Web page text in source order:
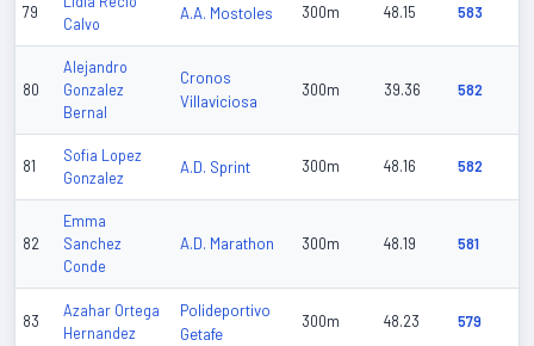
79
Calvo
A.A. Mostoles 300m 48.15 583
80
Alejandro
Gonzalez
Bernal
Cronos
Villaviciosa
300m 39.36 582
81
Sofia Lopez
Gonzalez
A.D. Sprint 300m 48.16 582
82
Emma
Sanchez
Conde
A.D. Marathon 300m 48.19 581
83
Azahar Ortega
Hernandez
Polideportivo
Getafe
300m 48.23 579